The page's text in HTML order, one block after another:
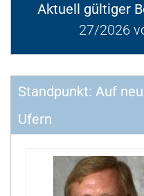
Aktuell gültiger
27/2026
Standpunkt: Auf
Ufern